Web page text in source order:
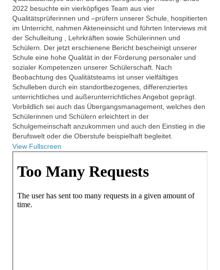
Kontakt
2022 besuchte ein vierköpfiges Team aus vier
Qualitätsprüferinnen und –prüfern unserer Schule, hospitierten
im Unterricht, nahmen Akteneinsicht und führten Interviews mit
der Schulleitung , Lehrkräften sowie Schülerinnen und
Schülern. Der jetzt erschienene Bericht bescheinigt unserer
Schule eine hohe Qualität in der Förderung personaler und
sozialer Kompetenzen unserer Schülerschaft. Nach
Beobachtung des Qualitätsteams ist unser vielfältiges
Schulleben durch ein standortbezogenes, differenziertes
unterrichtliches und außerunterrichtliches Angebot geprägt.
Vorbildlich sei auch das Übergangsmanagement, welches den
Schülerinnen und Schülern erleichtert in der
Schulgemeinschaft anzukommen und auch den Einstieg in die
Berufswelt oder die Oberstufe beispielhaft begleitet.
View Fullscreen
PDF-
Inhalt